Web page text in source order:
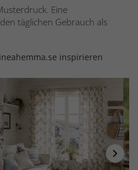
Eine
täglichen Gebrauch als
inspirieren